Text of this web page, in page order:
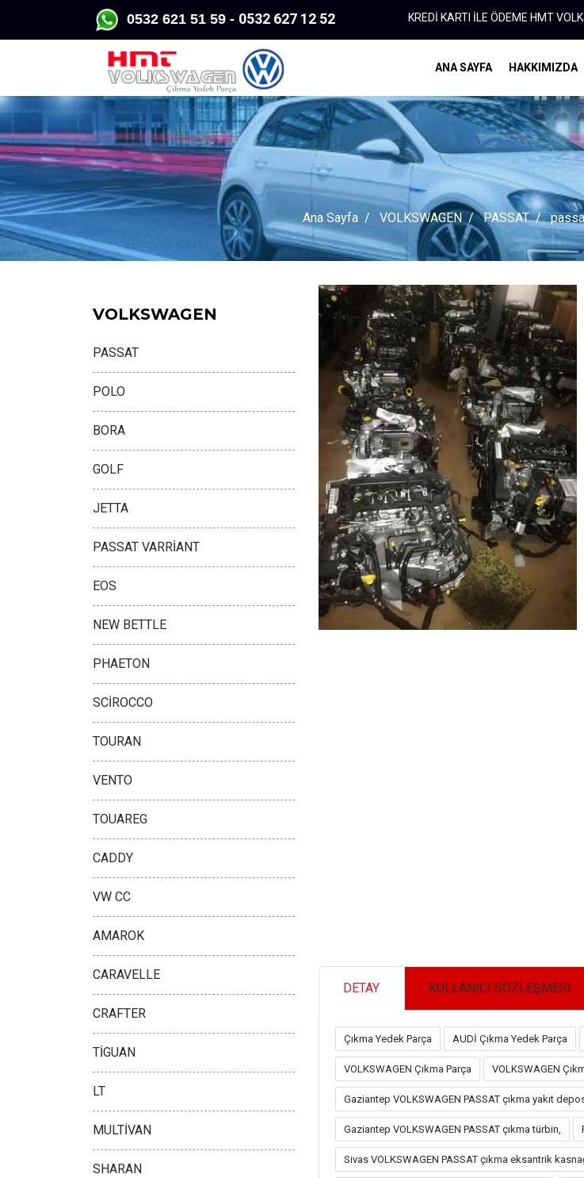
0532 621 51 59 - 0532 627 12 52 KREDİ KARTI İLE ÖDEME HMT VOLKSWAGEN
ANA SAYFA HAKKIMIZDA
Ana Sayfa VOLKSWAGEN PASSAT
DETAY KULLANICI SÖZLEŞMESİ
Çıkma Yedek Parça AUDİ Çıkma Yedek Parça
VOLKSWAGEN Çıkma Parça VOLKSWAGEN
Gaziantep VOLKSWAGEN PASSAT çıkma yakıt
Gaziantep VOLKSWAGEN PASSAT çıkma türbin,
Sivas VOLKSWAGEN PASSAT çıkma eksantrik
VOLKSWAGEN
PASSAT
POLO
BORA
GOLF
JETTA
PASSAT VARRİANT
EOS
NEW BETTLE
PHAETON
SCİROCCO
TOURAN
VENTO
TOUAREG
CADDY
VW CC
AMAROK
CARAVELLE
CRAFTER
TİGUAN
LT
MULTİVAN
SHARAN